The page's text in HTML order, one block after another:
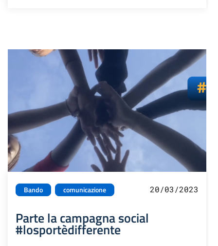
Bando comunicazione 20/03/2023
Parte la campagna social
#losportèdifferente